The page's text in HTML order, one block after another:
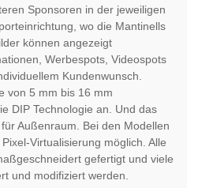
Sponsoren in der jeweiligen
wo die Mantinells
können angezeigt
Werbespots, Videospots
Kundenwunsch.
von 5 mm bis 16 mm
DIP Technologie an. Und das
Außenraum. Bei den Modellen
Virtualisierung möglich. Alle
gefertigt und viele
und modifiziert werden.